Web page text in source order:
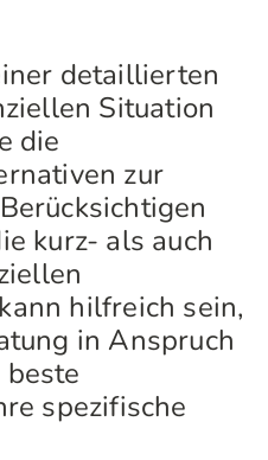
detaillierten
Situation
die
zur
kurz- als auch
hilfreich sein,
in Anspruch
beste
spezifische